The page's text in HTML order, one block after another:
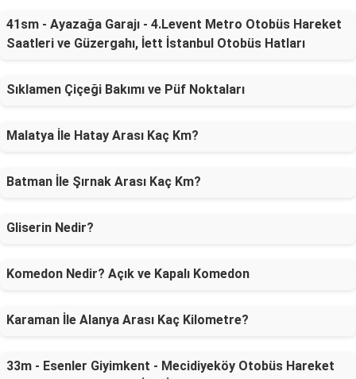
41sm - Ayazağa Garajı - 4.Levent Metro Otobüs Hareket
Saatleri ve Güzergahı, İett İstanbul Otobüs Hatları
Sıklamen Çiçeği Bakımı ve Püf Noktaları
Malatya İle Hatay Arası Kaç Km?
Batman İle Şırnak Arası Kaç Km?
Gliserin Nedir?
Komedon Nedir? Açık ve Kapalı Komedon
Karaman İle Alanya Arası Kaç Kilometre?
33m - Esenler Giyimkent - Mecidiyeköy Otobüs Hareket